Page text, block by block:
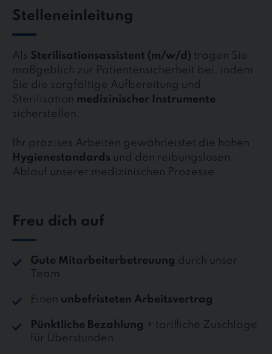
Stelleneinleitung
Als Sterilisationsassistent (m/w/d) tragen Sie
maßgeblich zur Patientensicherheit bei, indem
Sie die sorgfältige Aufbereitung und
Sterilisation medizinischer Instrumente
sicherstellen.
Ihr präzises Arbeiten gewährleistet die hohen
Hygienestandards und den reibungslosen
Ablauf unserer medizinischen Prozesse.
Freu dich auf
Gute Mitarbeiterbetreuung durch unser
Team
Einen unbefristeten Arbeitsvertrag
Pünktliche Bezahlung + tarifliche Zuschläge
für Überstunden